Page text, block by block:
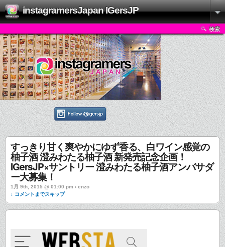
instagramersJapan IGersJP
検索
すっきり甘く爽やかにゆず香る、白ワイン感覚の
柚子酒 澄みわたる柚子酒 新発売記念企画！
IGersJP×サントリー 澄みわたる柚子酒アンバサダ
ー大募集！
1月 9th, 2015 @ 01:00 pm › enzo
↓ コメントまでスキップ